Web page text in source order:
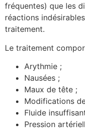
fréquentes) que les
réactions
traitement.
Le traitement
Arythmie ;
Nausées ;
Maux de tête ;
Modifications
Fluide
Pression